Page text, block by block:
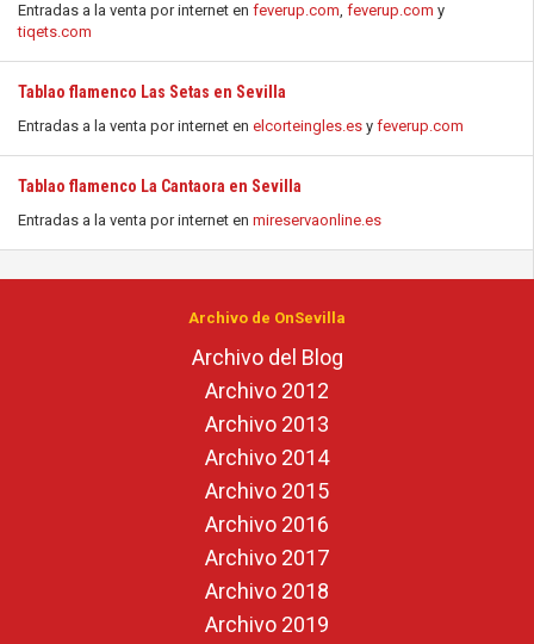
Entradas a la venta por internet en feverup.com, feverup.com y
tiqets.com
Tablao flamenco Las Setas en Sevilla
Entradas a la venta por internet en elcorteingles.es y feverup.com
Tablao flamenco La Cantaora en Sevilla
Entradas a la venta por internet en mireservaonline.es
Archivo de OnSevilla
Archivo del Blog
Archivo 2012
Archivo 2013
Archivo 2014
Archivo 2015
Archivo 2016
Archivo 2017
Archivo 2018
Archivo 2019